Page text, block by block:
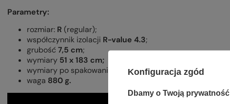
Parametry:
rozmiar: R (regular);
współczynnik izolacji R-value 4.3;
grubość 7,5 cm;
wymiary 51 x 183 cm;
wymiary po spakowaniu
21,6 x 26cm;
waga 880 g.
Konfiguracja zgód
Dbamy o Twoją prywatność